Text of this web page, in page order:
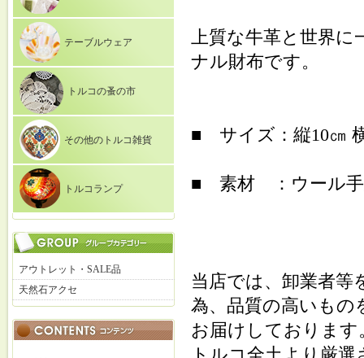
テーブルウェア
トルコの蚤の市
その他のトルコ雑貨
トルコランプ
アウトレット・SALE品
天然石アクセ
上質な牛革と世界
ナル財布です。
■ サイズ：縦10㎝
■ 素材 ：ウール
当店では、卸業者等
為、品質の高いもの
お届けしております